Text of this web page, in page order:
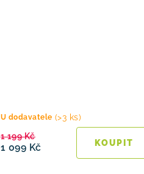
U dodavatele (>3 ks)
1 099 Kč
1 199 Kč